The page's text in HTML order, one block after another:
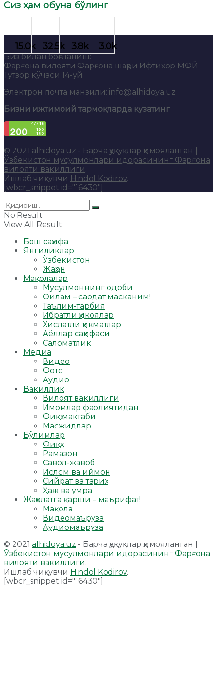
Сиз ҳам обуна бўлинг
Биз билан боғланиш:
Фарғона вилояти Фарғона шаҳри Ифтихор МФЙ
Тутзор кўчаси 14-уй
Электрон почта манзили: info@alhidoya.uz
Бизни ижтимоий тармоқларда кузатинг
© 2021 alhidoya.uz - Барча ҳуқуқлар ҳимояланган |
Ўзбекистон мусулмонлари идорасининг Фарғона
вилояти вакиллиги.
Ишлаб чиқувчи Hindol Kodirov.
[wbcr_snippet id="16430"]
No Result
View All Result
Бош саҳифа
Янгиликлар
Ўзбекистон
Жаҳон
Мақолалар
Мусулмоннинг одоби
Оилам – саодат масканим!
Таълим-тарбия
Ибратли ҳикоялар
Хислатли ҳикматлар
Аёллар саҳифаси
Саломатлик
Медиа
Видео
Фото
Аудио
Вакиллик
Вилоят вакиллиги
Имомлар фаолиятидан
Фиқҳ мактаби
Масжидлар
Бўлимлар
Фиқҳ
Рамазон
Савол-жавоб
Ислом ва иймон
Сийрат ва тарих
Ҳаж ва умра
Жаҳолатга қарши – маърифат!
Мақола
Видеомаъруза
Аудиомаъруза
© 2021 alhidoya.uz - Барча ҳуқуқлар ҳимояланган |
Ўзбекистон мусулмонлари идорасининг Фарғона
вилояти вакиллиги.
Ишлаб чиқувчи Hindol Kodirov.
[wbcr_snippet id="16430"]